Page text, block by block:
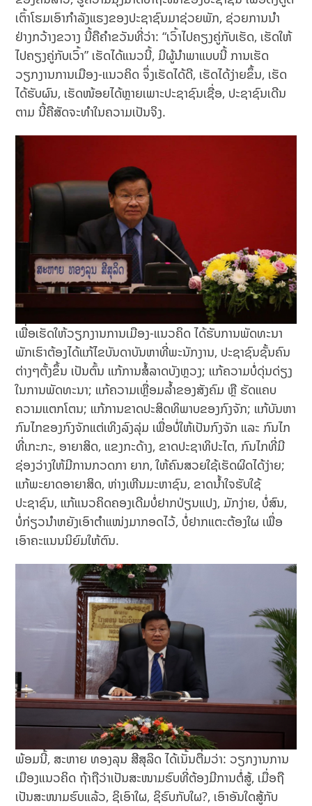
ເຕົ້າໂຮມເອົາກຳລັງແຮງຂອງປະຊາຊົນມາຊ່ວຍພັກ, ຊ່ວຍການນຳ
ຢ່າງກວ້າງຂວາງ ນີ້ຄືຄຳຂວັນທີ່ວ່າ: “ເວົ້າໄປຄຽງຄູ່ກັບເຮັດ, ເຮັດໃຫ້
ໄປຄຽງຄູ່ກັບເວົ້າ” ເຮັດໄດ້ແນວນີ້, ມີຜູ້ນຳພາແບບນີ້ ການເຮັດ
ວຽກງານການເມືອງ-ແນວຄິດ ຈຶ່ງເຮັດໄດ້ດີ, ເຮັດໄດ້ງ່າຍຂຶ້ນ, ເຮັດ
ໄດ້ຮັບຜົນ, ເຮັດໜ້ອຍໄດ້ຫຼາຍເພາະປະຊາຊົນເຊື່ອ, ປະຊາຊົນເດີນ
ຕາມ ນີ້ຄືສັດຈະທຳໃນຄວາມເປັນຈິງ.
ເພື່ອເຮັດໃຫ້ວຽກງານການເມືອງ-ແນວຄິດ ໄດ້ຮັບການພັດທະນາ
ພັກເຮົາຕ້ອງໄດ້ແກ້ໄຂບັນດາບັນຫາທີ່ພະນັກງານ, ປະຊາຊົນຊັ້ນຄົນ
ຕ່າງໆຕັ້ງຂຶ້ນ ເປັນຕົ້ນ ແກ້ການສໍ້ລາດບັງຫຼວງ; ແກ້ຄວາມບໍ່ດຸ່ນດ່ຽງ
ໃນການພັດທະນາ; ແກ້ຄວາມເຫຼື່ອມລໍ້າຂອງສັງຄົມ ຫຼື ຮັດແຄບ
ຄວາມແຕກໂຕນ; ແກ້ການຂາດປະສິດທິພາບຂອງກົງຈັກ; ແກ້ບັນຫາ
ກົນໄກຂອງກົງຈັກແຕ່ເທິງລົງລຸ່ມ ເພື່ອບໍ່ໃຫ້ເປັນກົງຈັກ ແລະ ກົນໄກ
ທີ່ເກະກະ, ອາຍາສິດ, ແຂງກະດ້າງ, ຂາດປະຊາທິປະໄຕ, ກົນໄກທີ່ມີ
ຊ່ອງວ່າງໃຫ້ມີການກວດກາ ຍາກ, ໃຫ້ຄົນສວຍໃຊ້ເຮັດຜິດໄດ້ງ່າຍ;
ແກ້ພະຍາດອາຍາສິດ, ຫ່າງເຫີນມະຫາຊົນ, ຂາດນໍ້າໃຈຮັບໃຊ້
ປະຊາຊົນ, ແກ້ແນວຄິດຄອງເດີມບໍ່ຢາກປ່ຽນແປງ, ມັກງ່າຍ, ບໍ່ສົນ,
ບໍ່ກ່ຽວນຳຫຍັງເອົາຕຳແໜ່ງມາກອດໄວ້, ບໍ່ຢາກແຕະຕ້ອງໃຜ ເພື່ອ
ເອົາຄະແນນນິຍົມໃຫ້ຕົນ.
ພ້ອມນີ້, ສະຫາຍ ທອງລຸນ ສີສຸລິດ ໄດ້ເນັ້ນຕື່ມວ່າ: ວຽກງານການ
ເມືອງແນວຄິດ ຖ້າຖືວ່າເປັນສະໜາມຮົບທີ່ຕ້ອງມີການຕໍ່ສູ້, ເມື່ອຖື
ເປັນສະໜາມຮົບແລ້ວ, ຊິເອົາໃຜ, ຊິຮົບກັບໃຜ?, ເອົາອັນໃດສູ້ກັບ